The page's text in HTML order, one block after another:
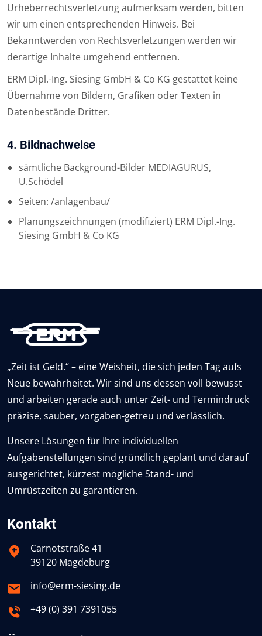
Urheberrechtsverletzung aufmerksam werden, bitten
wir um einen entsprechenden Hinweis. Bei
Bekanntwerden von Rechtsverletzungen werden wir
derartige Inhalte umgehend entfernen.
ERM Dipl.-Ing. Siesing GmbH & Co KG gestattet keine
Übernahme von Bildern, Grafiken oder Texten in
Datenbestände Dritter.
4. Bildnachweise
sämtliche Background-Bilder MEDIAGURUS,
U.Schödel
Seiten: /anlagenbau/
Planungszeichnungen (modifiziert) ERM Dipl.-Ing.
Siesing GmbH & Co KG
„Zeit ist Geld.“ – eine Weisheit, die sich jeden Tag aufs
Neue bewahrheitet. Wir sind uns dessen voll bewusst
und arbeiten gerade auch unter Zeit- und Termindruck
präzise, sauber, vorgaben-getreu und verlässlich.
Unsere Lösungen für Ihre individuellen
Aufgabenstellungen sind gründlich geplant und darauf
ausgerichtet, kürzest mögliche Stand- und
Umrüstzeiten zu garantieren.
Kontakt
Carnotstraße 41
39120 Magdeburg
info@erm-siesing.de
+49 (0) 391 7391055